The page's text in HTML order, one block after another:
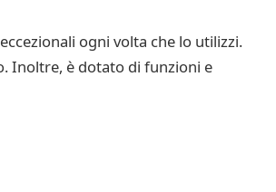
ogni volta che lo utilizzi.
Inoltre, è dotato di funzioni e